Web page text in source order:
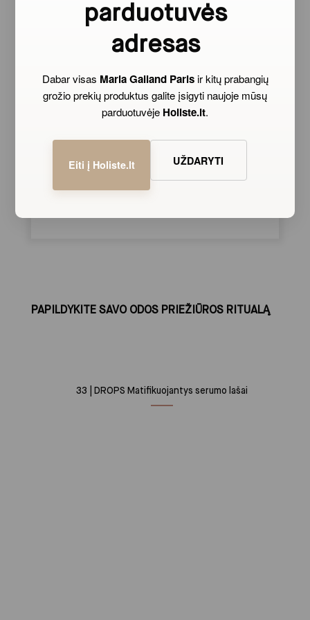
parduotuvės
adresas
Dabar visas Maria Galland Parisir kitų prabangių
grožio prekių produktus galite įsigyti naujoje mūsų
parduotuvėje Holiste.lt.
Eiti į Holiste.lt UŽDARYTI
PAPILDYKITE SAVO ODOS PRIEŽIŪROS RITUALĄ
33 | DROPS Matifikuojantys serumo lašai